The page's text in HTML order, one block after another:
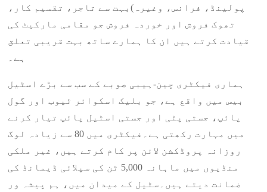
پولینڈ، فرانس، وغیرہ)بہت سے تاجر، تقسیم کار،
تھوک فروش اور خوردہ فروش جو مقامی مارکیٹ کی
قیادت کرتے ہیں ان کا ہمارے ساتھ بہت قریبی تعلق
ہے۔
ہماری فیکٹری چین-ہیبی صوبے کے سب سے بڑے اسٹیل
بیس میں واقع ہے، جو بلیک اسکوائر ٹیوب اور گول
پائپ، جستی پٹی اور جستی اسٹیل پائپ تیار کرنے
میں مہارت رکھتی ہے۔فیکٹری میں 80 سے زیادہ لوگ
روزانہ پروڈکشن لائن پر کام کرتے ہیں، غیر ملکی
منڈیوں میں ماہانہ 5,000 ٹن کی سپلائی ڈیمانڈ کی
ضمانت دیتے ہیں۔سٹیل کے میدان میں، ہم پیشہ ور